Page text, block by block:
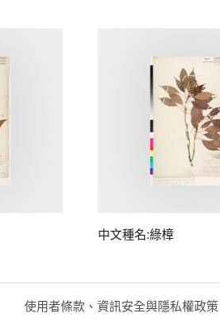
中文種名:綠樟
使用者條款、資訊安全與隱私權政策